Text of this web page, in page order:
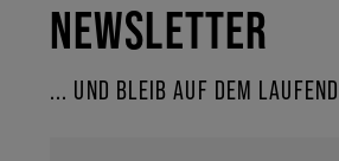
NEWSLETTER
... UND BLEIB AUF DEM